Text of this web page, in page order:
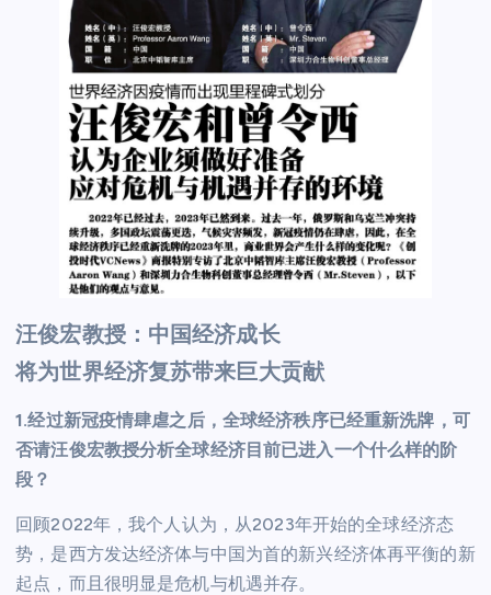
汪俊宏教授：中国经济成长
将为世界经济复苏带来巨大贡献
1.经过新冠疫情肆虐之后，全球经济秩序已经重新洗牌，可
否请汪俊宏教授分析全球经济目前已进入一个什么样的阶
段？
回顾2022年，我个人认为，从2023年开始的全球经济态
势，是西方发达经济体与中国为首的新兴经济体再平衡的新
起点，而且很明显是危机与机遇并存。